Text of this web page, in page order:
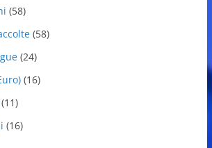
(58)
(58)
(24)
(16)
(11)
(16)